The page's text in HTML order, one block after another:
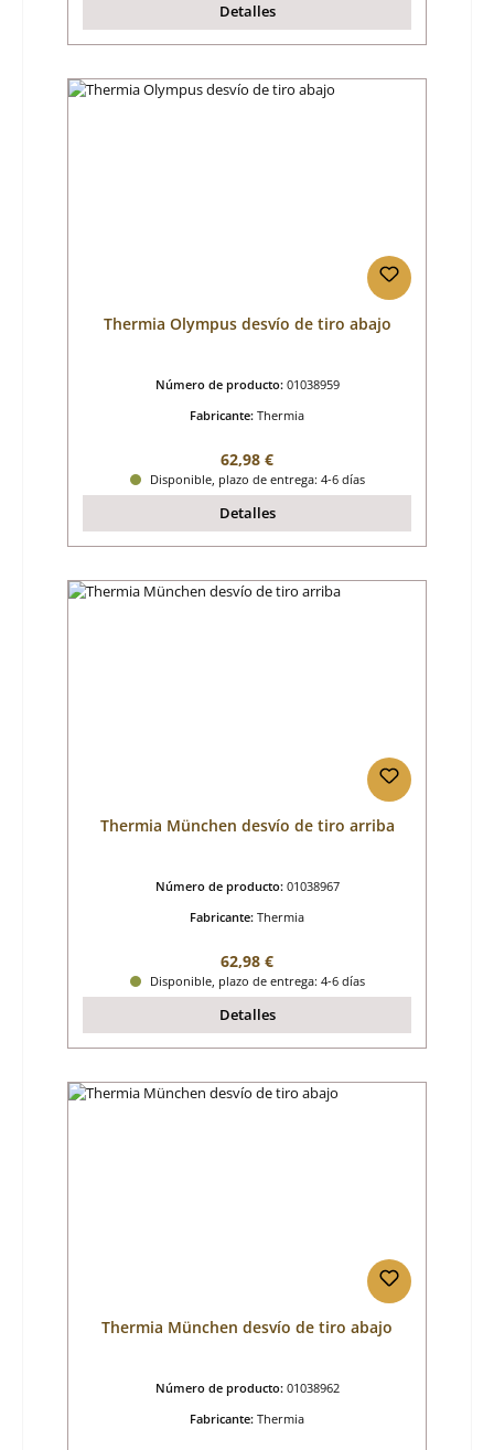
Detalles
Thermia Olympus desvío de tiro abajo
Número de producto: 01038959
Fabricante: Thermia
Precio normal:
62,98 €
Disponible, plazo de entrega: 4-6 días
Detalles
Thermia München desvío de tiro arriba
Número de producto: 01038967
Fabricante: Thermia
Precio normal:
62,98 €
Disponible, plazo de entrega: 4-6 días
Detalles
Thermia München desvío de tiro abajo
Número de producto: 01038962
Fabricante: Thermia